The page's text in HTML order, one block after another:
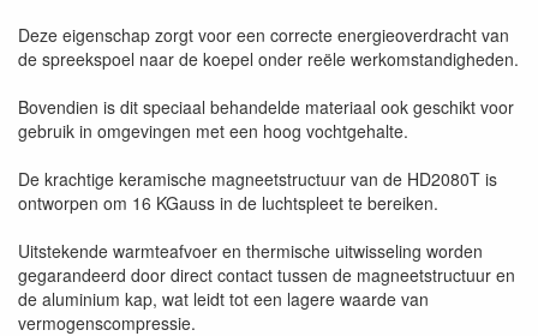
Deze eigenschap zorgt voor een correcte energieoverdracht van
de spreekspoel naar de koepel onder reële werkomstandigheden.
Bovendien is dit speciaal behandelde materiaal ook geschikt voor
gebruik in omgevingen met een hoog vochtgehalte.
De krachtige keramische magneetstructuur van de HD2080T is
ontworpen om 16 KGauss in de luchtspleet te bereiken.
Uitstekende warmteafvoer en thermische uitwisseling worden
gegarandeerd door direct contact tussen de magneetstructuur en
de aluminium kap, wat leidt tot een lagere waarde van
vermogenscompressie.